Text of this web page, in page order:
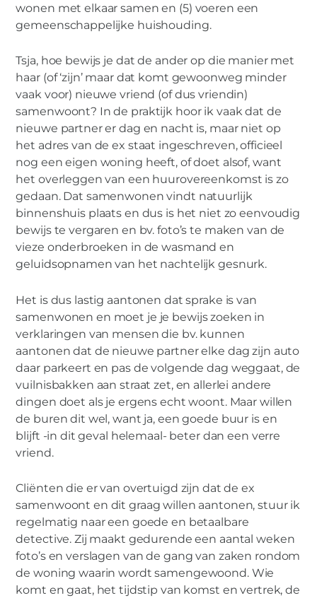
wonen met elkaar samen en (5) voeren een
gemeenschappelijke huishouding.
Tsja, hoe bewijs je dat de ander op die manier met
haar (of ‘zijn’ maar dat komt gewoonweg minder
vaak voor) nieuwe vriend (of dus vriendin)
samenwoont? In de praktijk hoor ik vaak dat de
nieuwe partner er dag en nacht is, maar niet op
het adres van de ex staat ingeschreven, officieel
nog een eigen woning heeft, of doet alsof, want
het overleggen van een huurovereenkomst is zo
gedaan. Dat samenwonen vindt natuurlijk
binnenshuis plaats en dus is het niet zo eenvoudig
bewijs te vergaren en bv. foto’s te maken van de
vieze onderbroeken in de wasmand en
geluidsopnamen van het nachtelijk gesnurk.
Het is dus lastig aantonen dat sprake is van
samenwonen en moet je je bewijs zoeken in
verklaringen van mensen die bv. kunnen
aantonen dat de nieuwe partner elke dag zijn auto
daar parkeert en pas de volgende dag weggaat, de
vuilnisbakken aan straat zet, en allerlei andere
dingen doet als je ergens echt woont. Maar willen
de buren dit wel, want ja, een goede buur is en
blijft -in dit geval helemaal- beter dan een verre
vriend.
Cliënten die er van overtuigd zijn dat de ex
samenwoont en dit graag willen aantonen, stuur ik
regelmatig naar een goede en betaalbare
detective. Zij maakt gedurende een aantal weken
foto’s en verslagen van de gang van zaken rondom
de woning waarin wordt samengewoond. Wie
komt en gaat, het tijdstip van komst en vertrek, de